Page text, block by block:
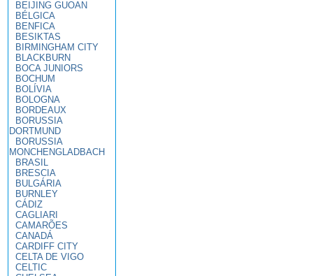
BEIJING GUOAN
BÉLGICA
BENFICA
BESIKTAS
BIRMINGHAM CITY
BLACKBURN
BOCA JUNIORS
BOCHUM
BOLÍVIA
BOLOGNA
BORDEAUX
BORUSSIA
DORTMUND
BORUSSIA
MONCHENGLADBACH
BRASIL
BRESCIA
BULGÁRIA
BURNLEY
CÁDIZ
CAGLIARI
CAMARÕES
CANADÁ
CARDIFF CITY
CELTA DE VIGO
CELTIC